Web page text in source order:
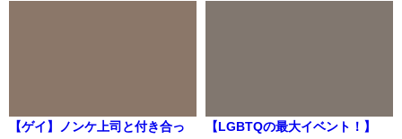
【ゲイ】ノンケ上司と付き合っ
【LGBTQの最大イベント！】